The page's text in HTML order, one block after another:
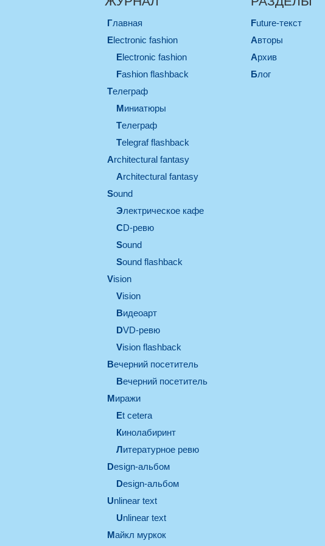
Главная
electronic fashion
electronic fashion
Fashion flashback
телеграф
миниатюры
телеграф
Telegraf flashback
architectural fantasy
architectural fantasy
sound
электрическое кафе
CD-ревю
sound
Sound flashback
vision
vision
видеоарт
DVD-ревю
Vision flashback
вечерний посетитель
вечерний посетитель
миражи
et cetera
кинолабиринт
литературное ревю
design-альбом
design-альбом
unlinear text
Unlinear text
майкл муркок
Future-текст
Авторы
Архив
Блог